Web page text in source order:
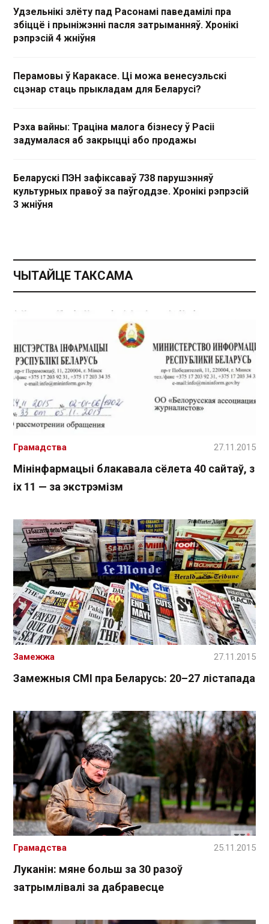
Удзельнікі злёту пад Расонамі паведамілі пра
збіццё і прыніжэнні пасля затрыманняў. Хронікі
рэпрэсій 4 жніўня
Перамовы ў Каракасе. Ці можа венесуэльскі
сцэнар стаць прыкладам для Беларусі?
Рэха вайны: Траціна малога бізнесу ў Расіі
задумалася аб закрыцці або продажы
Беларускі ПЭН зафіксаваў 738 парушэнняў
культурных правоў за паўгоддзе. Хронікі рэпрэсій
3 жніўня
ЧЫТАЙЦЕ ТАКСАМА
Мінінфармацыі блакавала сёлета 40 сайтаў, з
іх 11 — за экстрэмізм
Грамадства 27.11.2015
Замежныя СМІ пра Беларусь: 20–27 лістапада
Замежжа 27.11.2015
Луканін: мяне больш за 30 разоў
затрымлівалі за дабравесце
Грамадства 25.11.2015